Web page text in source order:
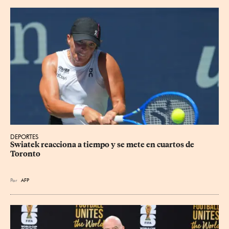
DEPORTES
Swiatek reacciona a tiempo y se mete en cuartos de
Toronto
Por AFP